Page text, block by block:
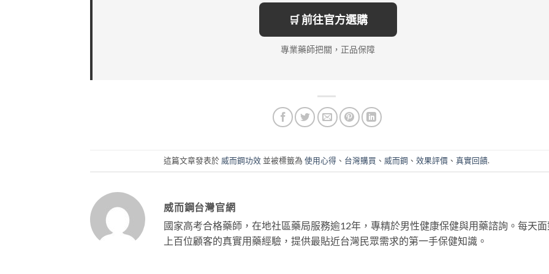
🛒 前往官方選購
專業藥師把關，正品保障
這篇文章發表於 威而鋼功效 並被標籤為使用心得 、 台灣購買 、 威而鋼 、效果評價 、真實回饋.
威而鋼台灣官網
國家高考合格藥師，在地社區藥局服務逾12年，專精於男性健康保健與用藥諮詢。每天
上百位顧客的真實用藥經驗，提供最貼近台灣民眾需求的第一手保健知識。